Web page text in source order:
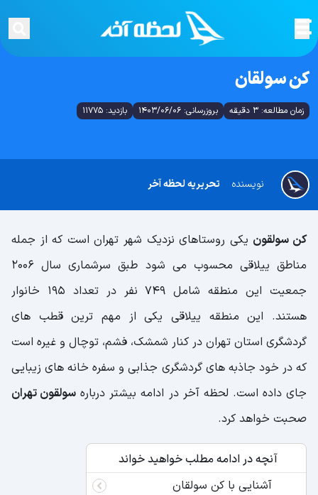
کن سولقان
زمان مطالعه: 3 دقیقه بروزرسانی: 1403/06/06 بازدید: 11775
تحریریه لحظه آخر نویسنده
کن سولقون یکی روستاهای نزدیک شهر تهران است که از جمله
مناطق ییلاقی محسوب می شود طبق سرشماری سال 2006
جمعیت این منطقه شامل 749 نفر در تعداد 195 خانوار
هستند. این منطقه ییلاقی یکی از مهم ترین قطب های
گردشگری استان تهران در کنار شمشک، فشم، توچال و غیره است
که در خود جاذبه های گردشگری جذابی و سفره خانه های زیبایی
جای داده است. لحظه آخر در ادامه بیشتر درباره سولقون تهران
صحبت خواهد کرد.
آنچه در ادامه مطلب خواهید خواند
آشنایی با کن سولقان